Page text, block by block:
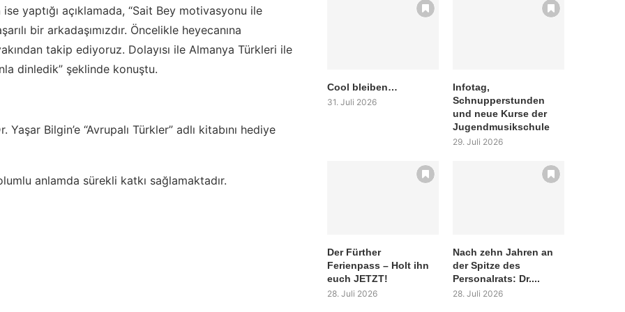
yaptığı açıklamada, “Sait Bey motivasyonu ile
bir arkadaşımızdır. Öncelikle heyecanına
takip ediyoruz. Dolayısı ile Almanya Türkleri ile
dinledik” şeklinde konuştu.
Bilgin’e “Avrupalı Türkler” adlı kitabını hediye
anlamda sürekli katkı sağlamaktadır.
Cool bleiben…
31. Juli 2026
Infotag,
Schnupperstunden
und neue Kurse der
Jugendmusikschule
29. Juli 2026
Der Fürther
Ferienpass – Holt ihn
euch JETZT!
28. Juli 2026
Nach zehn Jahren an
der Spitze des
Personalrats: Dr....
28. Juli 2026